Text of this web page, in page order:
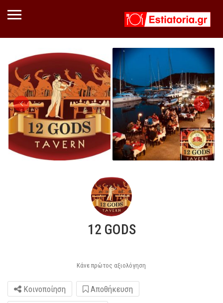
12 GODS
Κάνε πρώτος αξιολόγηση
Κοινοποίηση
Αποθήκευση